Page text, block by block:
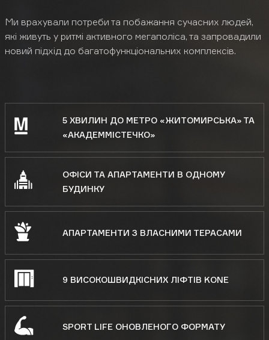
Ми врахували потреби та побажання сучасних людей,
які живуть у ритмі активного мегаполіса, та запровадили
новий підхід до багатофункціональних комплексів.
5 ХВИЛИН ДО МЕТРО «ЖИТОМИРСЬКА» ТА
«АКАДЕММІСТЕЧКО»
ОФІСИ ТА АПАРТАМЕНТИ В ОДНОМУ
БУДИНКУ
АПАРТАМЕНТИ З ВЛАСНИМИ ТЕРАСАМИ
9 ВИСОКОШВИДКІСНИХ ЛІФТІВ KONE
SPORT LIFE ОНОВЛЕНОГО ФОРМАТУ